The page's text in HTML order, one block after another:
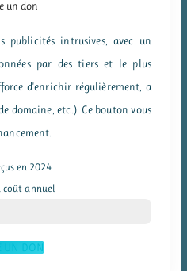
un don
publicités intrusives, avec un
par des tiers et le plus
d'enrichir régulièrement, a
domaine, etc.). Ce bouton vous
en 2024
coût annuel
UN DON